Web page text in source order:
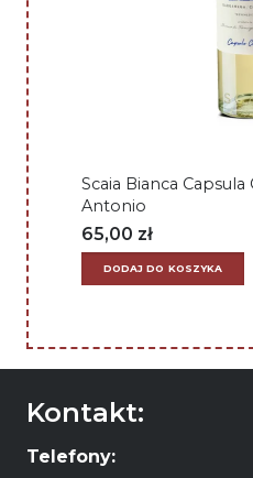
Scaia Bianca
Antonio
65,00 zł
DODAJ DO KOSZYKA
Kontakt:
Telefony: